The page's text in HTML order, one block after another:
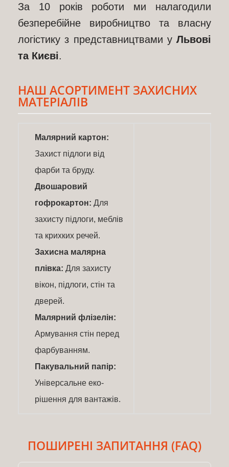
За 10 років роботи ми налагодили
безперебійне виробництво та власну
логістику з представництвами у Львові
та Києві.
НАШ АСОРТИМЕНТ ЗАХИСНИХ
МАТЕРІАЛІВ
Малярний картон:
Захист підлоги від
фарби та бруду.
Двошаровий
гофрокартон: Для
захисту підлоги, меблів
та крихких речей.
Захисна малярна
плівка: Для захисту
вікон, підлоги, стін та
дверей.
Малярний флізелін:
Армування стін перед
фарбуванням.
Пакувальний папір:
Універсальне еко-
рішення для вантажів.
ПОШИРЕНІ ЗАПИТАННЯ (FAQ)